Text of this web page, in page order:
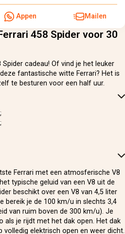
458 Spider voor 30
cadeau! Of vind je het leuker
fantastische witte Ferrari? Het is
te besturen voor een half uur.
Ferrari met een atmosferische V8
typische geluid van een V8 uit de
beschikt over een V8 van 4,5 liter
bereik je de 100 km/u in slechts 3,4
van ruim boven de 300 km/u). Je
als je rijdt met het dak open. Het dak
volledig elektrisch open en weer dicht.
Appen Mailen